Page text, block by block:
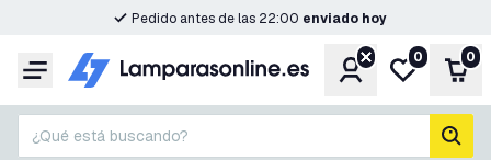
Pedido antes de las 22:00 enviado hoy
Menú CuentaMi lista de
0 0
¿Qué está buscando?